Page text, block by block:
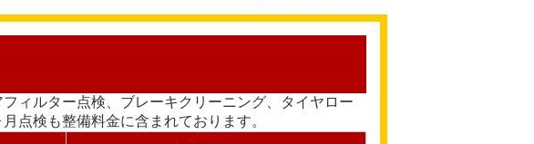
ィルター点検、ブレーキクリーニング、タイヤロー
点検も整備料金に含まれております。